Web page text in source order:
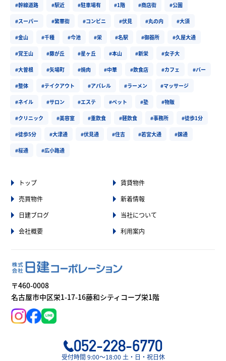
#幹線道路 #駅近 #駐車場有 #1階 #商店街 #公園
#スーパー #繁華街 #コンビニ #伏見 #丸の内 #大須
#金山 #千種 #今池 #栄 #名駅 #御器所 #久屋大通
#覚王山 #藤が丘 #星ヶ丘 #本山 #新栄 #女子大
#大曽根 #矢場町 #焼肉 #中華 #飲食店 #カフェ #バー
#整体 #テイクアウト #アパレル #ラーメン #マッサージ
#ネイル #サロン #エステ #ペット #塾 #物販
#クリニック #美容室 #重飲食 #軽飲食 #事務所 #徒歩1分
#徒歩5分 #大津通 #伏見通 #住吉 #若宮大通 #錦通
#桜通 #広小路通
トップ
賃貸物件
売買物件
新着情報
日建ブログ
当社について
会社概要
利用案内
〒460-0008
名古屋市中区栄1-17-16藤和シティコープ栄1階
052-228-6770
受付時間 9:00〜18:00 土・日・祝日休